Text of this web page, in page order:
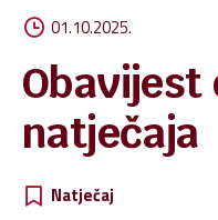
01.10.2025.
Obavijest
natječaja
Natječaj